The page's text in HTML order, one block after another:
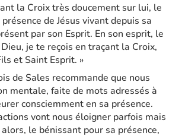
la Croix très doucement sur lui, le
de Jésus vivant depuis sa
par son Esprit. En son esprit, le
je te reçois en traçant la Croix,
et Saint Esprit. »
de Sales recommande que nous
mentale, faite de mots adressés à
consciemment en sa présence.
vont nous éloigner parfois mais
le bénissant pour sa présence,